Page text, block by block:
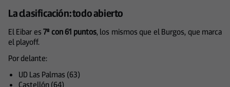
La clasificación: todo abierto
El Eibar es7º con 61 puntos, los mismos que el Burgos, que marca
el playoff.
Por delante:
UD Las Palmas (63)
Castellón (64)